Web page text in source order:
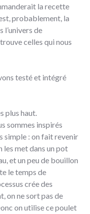
la recette
probablement, la
l’univers de
celles qui nous
testé et intégré
plus haut.
sommes inspirés
simple : on fait revenir
les met dans un pot
et un peu de bouillon
le temps de
crée des
on ne sort pas de
on utilise ce poulet